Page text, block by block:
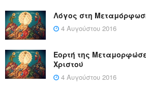
Λόγος στη
4 Αυγούστου 2016
Εορτή της
Χριστού
4 Αυγούστου 2016